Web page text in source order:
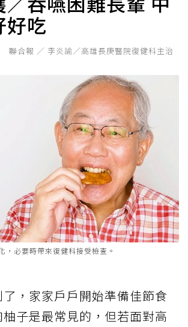
好吃
聯合報 ／ 李炎諭／高雄長庚醫院復健科主治
，必要時帶來復健科接受檢查。
，家家戶戶開始準備佳節食
子是最常見的，但若面對高